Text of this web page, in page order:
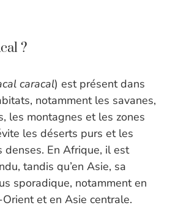
?
caracal) est présent dans
notamment les savanes,
les montagnes et les zones
les déserts purs et les
denses. En Afrique, il est
tandis qu’en Asie, sa
sporadique, notamment en
et en Asie centrale.